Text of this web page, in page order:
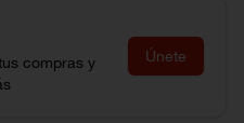
compras y
Únete